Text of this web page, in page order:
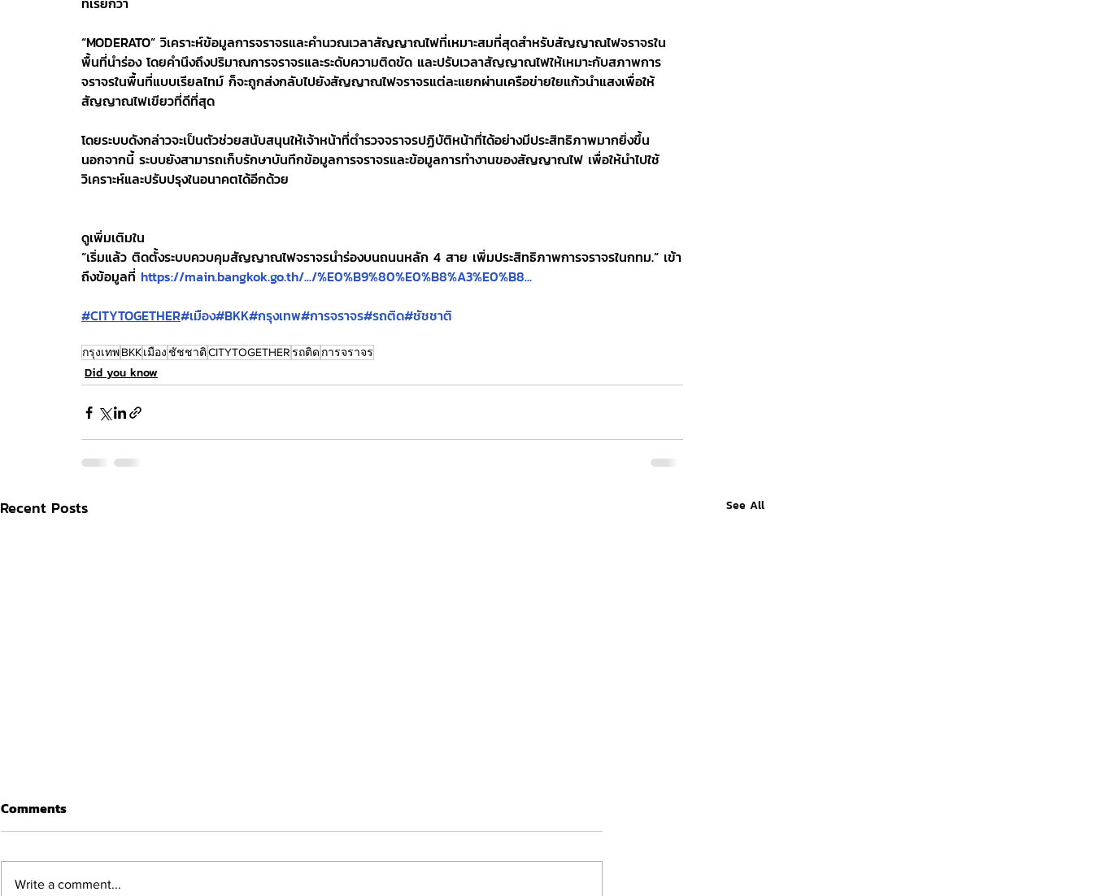
“MODERATO” วิเคราะห์ข้อมูลการจราจรและคำนวณเวลาสัญญาณไฟที่เหมาะสมที่สุดสำหรับสัญญาณไฟจราจรใน
พื้นที่นำร่อง โดยคำนึงถึงปริมาณการจราจรและระดับความติดขัด และปรับเวลาสัญญาณไฟให้เหมาะกับสภาพการ
จราจรในพื้นที่แบบเรียลไทม์ ก็จะถูกส่งกลับไปยังสัญญาณไฟจราจรแต่ละแยกผ่านเครือข่ายใยแก้วนำแสงเพื่อให้
สัญญาณไฟเขียวที่ดีที่สุด
โดยระบบดังกล่าวจะเป็นตัวช่วยสนับสนุนให้เจ้าหน้าที่ตำรวจจราจรปฏิบัติหน้าที่ได้อย่างมีประสิทธิภาพมากยิ่งขึ้น
นอกจากนี้ ระบบยังสามารถเก็บรักษาบันทึกข้อมูลการจราจรและข้อมูลการทำงานของสัญญาณไฟ เพื่อให้นำไปใช้
วิเคราะห์และปรับปรุงในอนาคตได้อีกด้วย
ดูเพิ่มเติมใน
“เริ่มแล้ว ติดตั้งระบบควบคุมสัญญาณไฟจราจรนำร่องบนถนนหลัก 4 สาย เพิ่มประสิทธิภาพการจราจรในกทม.” เข้า
ถึงข้อมูลที่ https://main.bangkok.go.th/.../%E0%B9%80%E0%B8%A3%E0%B8...
#CITYTOGETHER#เมือง#BKK#กรุงเทพ#การจราจร#รถติด#ชัชชาติ
กรุงเทพBKKเมือง ชัชชาติCITYTOGETHERรถติด การจราจร
Did you know
Recent Posts See All
Comments
Write a comment...